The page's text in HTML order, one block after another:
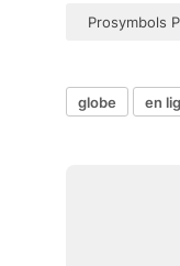
Prosymbols
globe en